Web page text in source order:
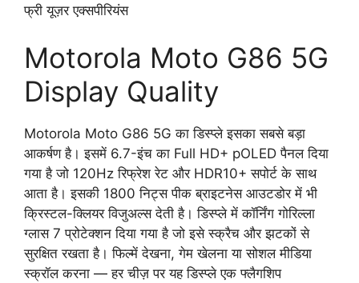
फ्री यूज़र एक्सपीरियंस
Motorola Moto G86 5G
Display Quality
Motorola Moto G86 5G का डिस्प्ले इसका सबसे बड़ा
आकर्षण है। इसमें 6.7-इंच का Full HD+ pOLED पैनल दिया
गया है जो 120Hz रिफ्रेश रेट और HDR10+ सपोर्ट के साथ
आता है। इसकी 1800 निट्स पीक ब्राइटनेस आउटडोर में भी
क्रिस्टल-क्लियर विजुअल्स देती है। डिस्प्ले में कॉर्निंग गोरिल्ला
ग्लास 7 प्रोटेक्शन दिया गया है जो इसे स्क्रैच और झटकों से
सुरक्षित रखता है। फिल्में देखना, गेम खेलना या सोशल मीडिया
स्क्रॉल करना — हर चीज़ पर यह डिस्प्ले एक फ्लैगशिप